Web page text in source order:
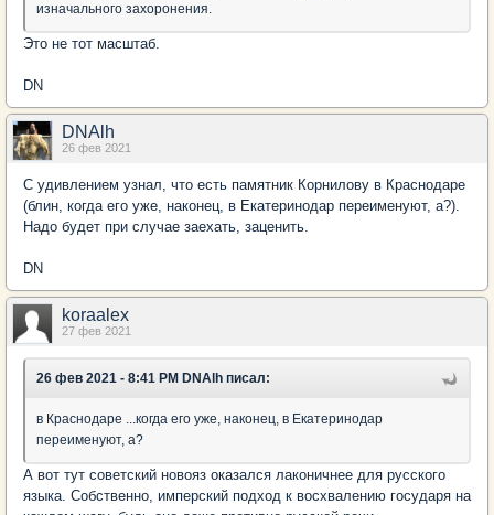
изначального захоронения.
Это не тот масштаб.
DN
DNAlh
26 фев 2021
С удивлением узнал, что есть памятник Корнилову в Краснодаре
(блин, когда его уже, наконец, в Екатеринодар переименуют, а?).
Надо будет при случае заехать, заценить.
DN
koraalex
27 фев 2021
26 фев 2021 - 8:41 PM DNAlh писал:
в Краснодаре ...когда его уже, наконец, в Екатеринодар
переименуют, а?
А вот тут советский новояз оказался лаконичнее для русского
языка. Собственно, имперский подход к восхвалению государя на